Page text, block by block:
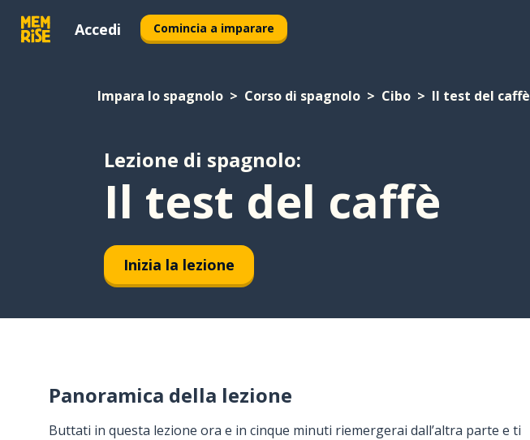
Accedi Comincia a imparare
Impara lo spagnolo Corso di spagnolo Cibo Il test del caffè
Lezione di spagnolo:
Il test del caffè
Inizia la lezione
Panoramica della lezione
Buttati in questa lezione ora e in cinque minuti riemergerai dall’altra parte e ti